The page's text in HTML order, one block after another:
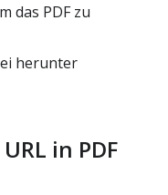
das PDF zu
herunter
in PDF